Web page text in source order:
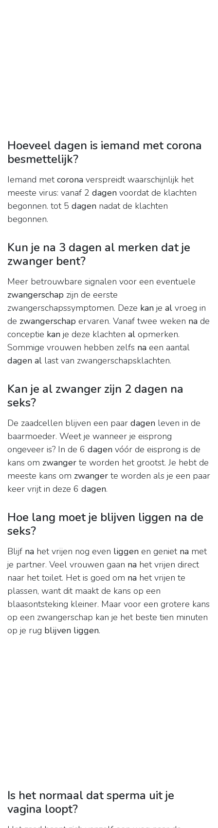
Hoeveel dagen is iemand met corona
besmettelijk?
Iemand metcorona verspreidt waarschijnlijk het
meeste virus: vanaf 2 dagen voordat de klachten
begonnen. tot 5 dagen nadat de klachten
begonnen.
Kun je na 3 dagen al merken dat je
zwanger bent?
Meer betrouwbare signalen voor een eventuele
zwangerschap zijn de eerste
zwangerschapssymptomen. Deze kan je al vroeg in
de zwangerschap ervaren. Vanaf twee weken na de
conceptie kan je deze klachten al opmerken.
Sommige vrouwen hebben zelfs na een aantal
dagen al last van zwangerschapsklachten.
Kan je al zwanger zijn 2 dagen na
seks?
De zaadcellen blijven een paar dagen leven in de
baarmoeder. Weet je wanneer je eisprong
ongeveer is? In de 6 dagen vóór de eisprong is de
kans om zwanger te worden het grootst. Je hebt de
meeste kans om zwanger te worden als je een paar
keer vrijt in deze 6 dagen.
Hoe lang moet je blijven liggen na de
seks?
Blijf na het vrijen nog even liggen en geniet na met
je partner. Veel vrouwen gaan na het vrijen direct
naar het toilet. Het is goed om na het vrijen te
plassen, want dit maakt de kans op een
blaasontsteking kleiner. Maar voor een grotere kans
op een zwangerschap kan je het beste tien minuten
op je rug blijven liggen.
Is het normaal dat sperma uit je
vagina loopt?